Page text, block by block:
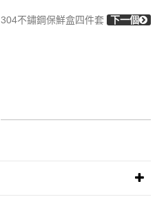
304不鏽鋼保鮮盒四件套 下一個